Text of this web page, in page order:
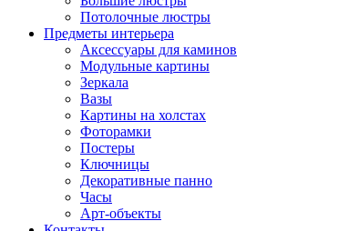
Потолочные люстры
Предметы интерьера
Аксессуары для каминов
Модульные картины
Зеркала
Вазы
Картины на холстах
Фоторамки
Постеры
Ключницы
Декоративные панно
Часы
Арт-объекты